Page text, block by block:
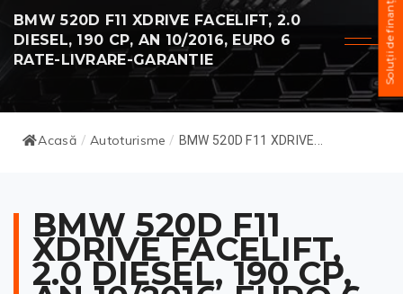
BMW 520D F11 XDRIVE FACELIFT, 2.0
DIESEL, 190 CP, AN 10/2016, EURO 6
RATE-LIVRARE-GARANTIE
Acasă / Autoturisme / BMW 520D F11 XDRIVE...
BMW 520D F11
XDRIVE FACELIFT,
2.0 DIESEL, 190 CP,
Soluții de finanțare